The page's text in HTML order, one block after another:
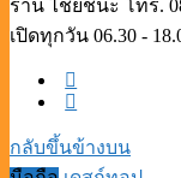
ร้าน ไชยชนะ โทร.
เปิดทุกวัน 06.30 -
กลับขึ้นข้างบน